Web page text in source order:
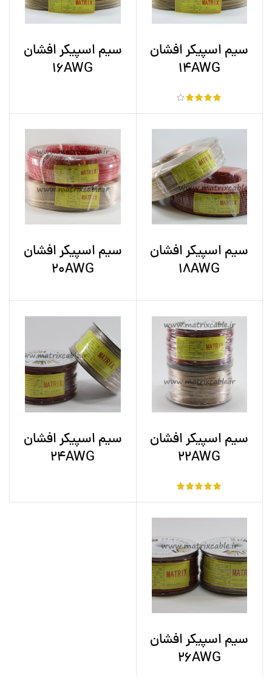
سیم اسپیکر افشان
14AWG
سیم اسپیکر افشان
16AWG
سیم اسپیکر افشان
18AWG
سیم اسپیکر افشان
20AWG
سیم اسپیکر افشان
22AWG
سیم اسپیکر افشان
24AWG
سیم اسپیکر افشان
26AWG